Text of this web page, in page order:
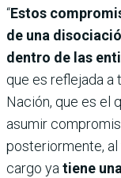
“Estos
de una
dentro de las
que es reflejada a
Nación, que es el
asumir
posteriormente, al
cargo yatiene